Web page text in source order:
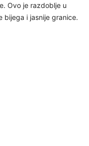
Ovo je razdoblje u
bijega i jasnije granice.